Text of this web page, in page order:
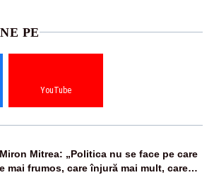
PE
YouTube
Miron Mitrea: „Politica nu se face pe care
e mai frumos, care înjură mai mult, care